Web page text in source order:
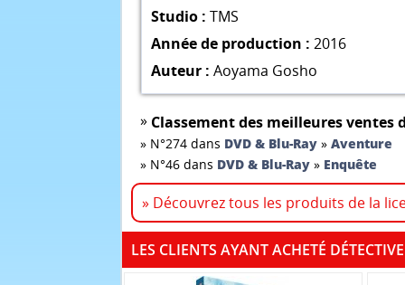
Studio : TMS
Année de production : 2016
Auteur : Aoyama Gosho
» Classement des meilleures ventes
» N°274 dans DVD & Blu-Ray »Aventure
» N°46 dans DVD & Blu-Ray » Enquête
» Découvrez tous les produits de la
LES CLIENTS AYANT ACHETÉ